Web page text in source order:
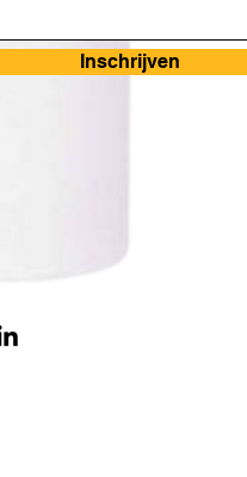
Inschrijven